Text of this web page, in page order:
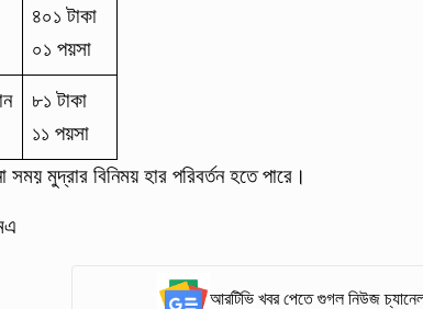
৪০১ টাকা
০১ পয়সা
৮১ টাকা
১১ পয়সা
মুদ্রার বিনিময় হার পরিবর্তন হতে পারে।
আরটিভি খবর পেতে গুগল নিউজ